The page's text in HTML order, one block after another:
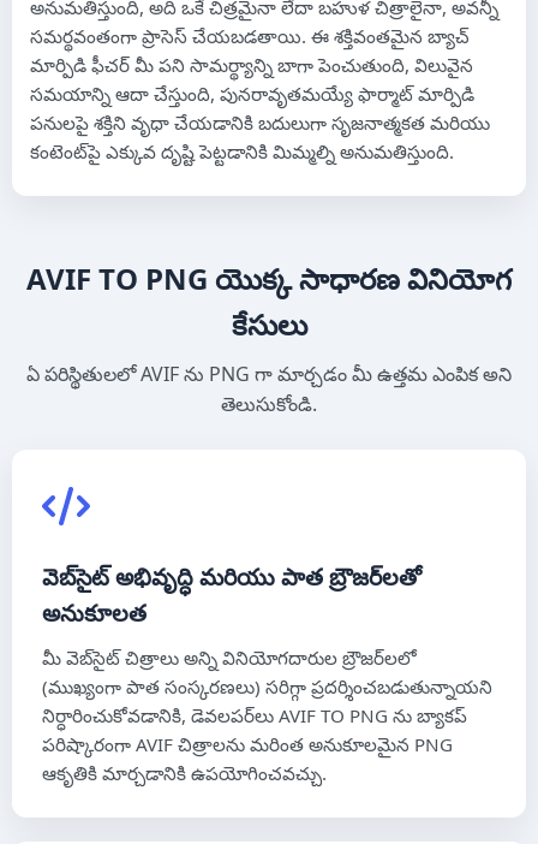
అనుమతిస్తుంది, అది ఒకే చిత్రమైనా లేదా బహుళ చిత్రాలైనా, అవన్నీ
సమర్థవంతంగా ప్రాసెస్ చేయబడతాయి. ఈ శక్తివంతమైన బ్యాచ్
మార్పిడి ఫీచర్ మీ పని సామర్థ్యాన్ని బాగా పెంచుతుంది, విలువైన
సమయాన్ని ఆదా చేస్తుంది, పునరావృతమయ్యే ఫార్మాట్ మార్పిడి
పనులపై శక్తిని వృధా చేయడానికి బదులుగా సృజనాత్మకత మరియు
కంటెంట్‌పై ఎక్కువ దృష్టి పెట్టడానికి మిమ్మల్ని అనుమతిస్తుంది.
AVIF TO PNG యొక్క సాధారణ వినియోగ
కేసులు
ఏ పరిస్థితులలో AVIF ను PNG గా మార్చడం మీ ఉత్తమ ఎంపిక అని
తెలుసుకోండి.
వెబ్‌సైట్ అభివృద్ధి మరియు పాత బ్రౌజర్‌లతో
అనుకూలత
మీ వెబ్‌సైట్ చిత్రాలు అన్ని వినియోగదారుల బ్రౌజర్‌లలో
(ముఖ్యంగా పాత సంస్కరణలు) సరిగ్గా ప్రదర్శించబడుతున్నాయని
నిర్ధారించుకోవడానికి, డెవలపర్‌లు AVIF TO PNG ను బ్యాకప్
పరిష్కారంగా AVIF చిత్రాలను మరింత అనుకూలమైన PNG
ఆకృతికి మార్చడానికి ఉపయోగించవచ్చు.